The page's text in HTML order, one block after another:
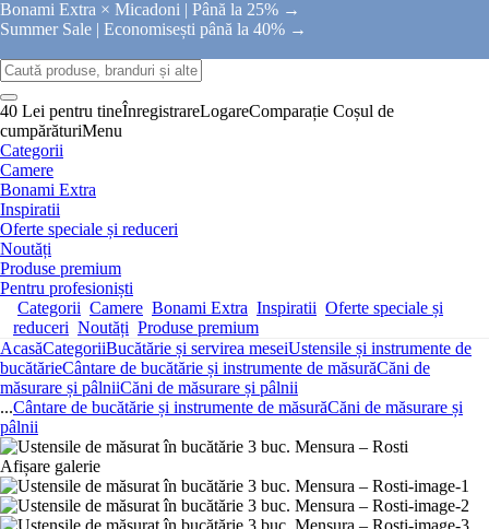
Bonami Extra × Micadoni | Până la 25% →
Summer Sale | Economisești până la 40% →
40 Lei pentru tineÎnregistrareLogareComparație Coșul de
cumpărăturiMenu
Categorii
Camere
Bonami Extra
Inspiratii
Oferte speciale și reduceri
Noutăți
Produse premium
Pentru profesioniști
Categorii Camere Bonami Extra Inspiratii Oferte speciale și
reduceri Noutăți Produse premium
AcasăCategoriiBucătărie și servirea meseiUstensile și instrumente de
bucătărieCântare de bucătărie și instrumente de măsurăCăni de
măsurare și pâlniiCăni de măsurare și pâlnii
...Cântare de bucătărie și instrumente de măsurăCăni de măsurare și
pâlnii
Afișare galerie